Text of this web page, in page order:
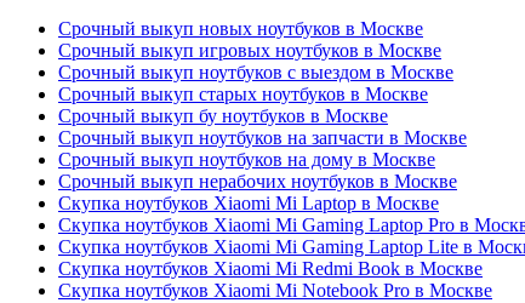
Срочный выкуп новых ноутбуков в Москве
Срочный выкуп игровых ноутбуков в Москве
Срочный выкуп ноутбуков с выездом в Москве
Срочный выкуп старых ноутбуков в Москве
Срочный выкуп бу ноутбуков в Москве
Срочный выкуп ноутбуков на запчасти в Москве
Срочный выкуп ноутбуков на дому в Москве
Срочный выкуп нерабочих ноутбуков в Москве
Скупка ноутбуков Xiaomi Mi Laptop в Москве
Скупка ноутбуков Xiaomi Mi Gaming Laptop Pro в
Скупка ноутбуков Xiaomi Mi Gaming Laptop Lite в
Скупка ноутбуков Xiaomi Mi Redmi Book в Москве
Скупка ноутбуков Xiaomi Mi Notebook Pro в Москве